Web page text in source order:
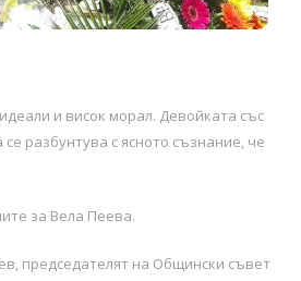
и висок морал. Девойката със
разбунтува с ясното съзнание, че
за Вела Пеева.
председателят на Общински съвет